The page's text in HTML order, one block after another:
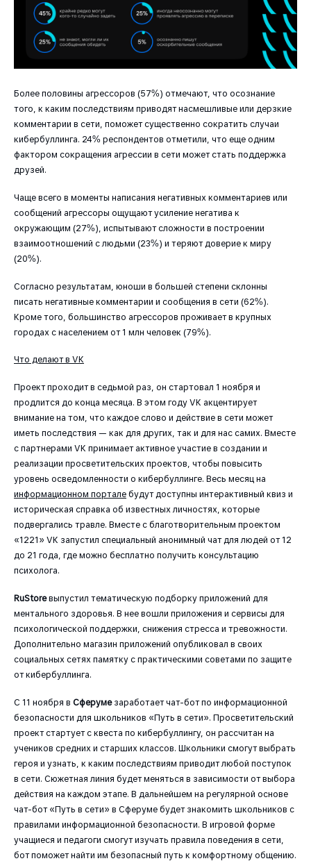
Более половины агрессоров (57%) отмечают, что осознание
того, к каким последствиям приводят насмешливые или дерзкие
комментарии в сети, поможет существенно сократить случаи
кибербуллинга. 24% респондентов отметили, что еще одним
фактором сокращения агрессии в сети может стать поддержка
друзей.
Чаще всего в моменты написания негативных комментариев или
сообщений агрессоры ощущают усиление негатива к
окружающим (27%), испытывают сложности в построении
взаимоотношений с людьми (23%) и теряют доверие к миру
(20%).
Согласно результатам, юноши в большей степени склонны
писать негативные комментарии и сообщения в сети (62%).
Кроме того, большинство агрессоров проживает в крупных
городах с населением от 1 млн человек (79%).
Что делают в VK
Проект проходит в седьмой раз, он стартовал 1 ноября и
продлится до конца месяца. В этом году VK акцентирует
внимание на том, что каждое слово и действие в сети может
иметь последствия — как для других, так и для нас самих. Вместе
с партнерами VK принимает активное участие в создании и
реализации просветительских проектов, чтобы повысить
уровень осведомленности о кибербуллинге. Весь месяц на
информационном портале будут доступны интерактивный квиз и
историческая справка об известных личностях, которые
подвергались травле. Вместе с благотворительным проектом
«1221» VK запустил специальный анонимный чат для людей от 12
до 21 года, где можно бесплатно получить консультацию
психолога.
RuStoreвыпустил тематическую подборку приложений для
ментального здоровья. В нее вошли приложения и сервисы для
психологической поддержки, снижения стресса и тревожности.
Дополнительно магазин приложений опубликовал в своих
социальных сетях памятку с практическими советами по защите
от кибербуллинга.
С 11 ноября в Сферумезаработает чат-бот по информационной
безопасности для школьников «Путь в сети». Просветительский
проект стартует с квеста по кибербуллингу, он рассчитан на
учеников средних и старших классов. Школьники смогут выбрать
героя и узнать, к каким последствиям приводит любой поступок
в сети. Сюжетная линия будет меняться в зависимости от выбора
действия на каждом этапе. В дальнейшем на регулярной основе
чат-бот «Путь в сети» в Сферуме будет знакомить школьников с
правилами информационной безопасности. В игровой форме
учащиеся и педагоги смогут изучать правила поведения в сети,
бот поможет найти им безопасный путь к комфортному общению.